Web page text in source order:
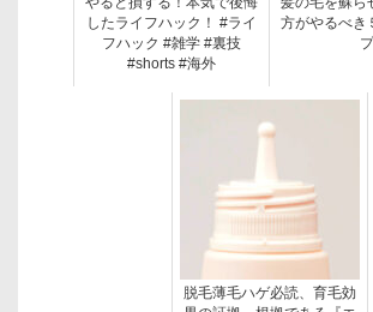
したライフハック！ #ライ
フハック #雑学 #裏技
#shorts #海外
方がやるべき
プ
脱毛薄毛ハゲ必読、育毛効